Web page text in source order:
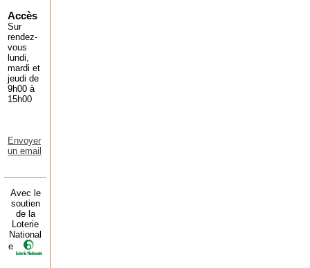
Accès
Sur
rendez-
vous
lundi,
mardi et
jeudi de
9h00 à
15h00
Envoyer
un email
Avec le
soutien
de la
Loterie
National
e